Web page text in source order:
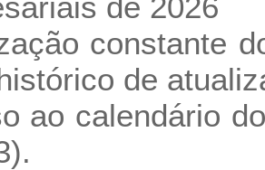
constante
de
ao calendário